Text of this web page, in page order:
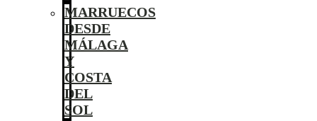
MARRUECOS
DESDE
MÁLAGA
Y
COSTA
DEL
SOL